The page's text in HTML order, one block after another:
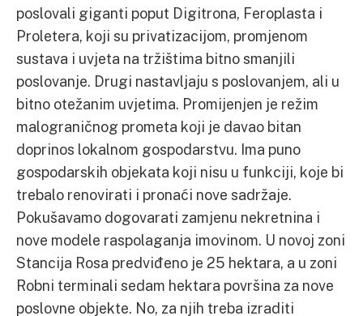
poslovali giganti poput Digitrona, Feroplasta i
Proletera, koji su privatizacijom, promjenom
sustava i uvjeta na tržištima bitno smanjili
poslovanje. Drugi nastavljaju s poslovanjem, ali u
bitno otežanim uvjetima. Promijenjen je režim
malograničnog prometa koji je davao bitan
doprinos lokalnom gospodarstvu. Ima puno
gospodarskih objekata koji nisu u funkciji, koje bi
trebalo renovirati i pronaći nove sadržaje.
Pokušavamo dogovarati zamjenu nekretnina i
nove modele raspolaganja imovinom. U novoj zoni
Stancija Rosa predviđeno je 25 hektara, a u zoni
Robni terminali sedam hektara površina za nove
poslovne objekte. No, za njih treba izraditi